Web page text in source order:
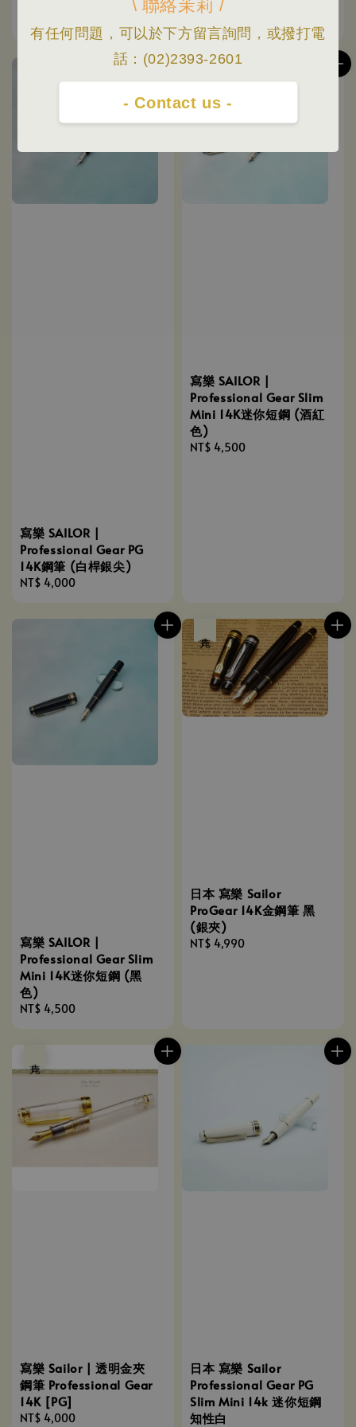
\ 聯絡茉莉 /
有任何問題，可以於下方留言詢問，或撥打電
話：(02)2393-2601
- Contact us -
price
寫樂 SAILOR |
Professional Gear PG
14K鋼筆 (白桿銀尖)
Regular
NT$ 4,000
寫樂 SAILOR |
Professional Gear Slim
Mini 14K迷你短鋼 (酒紅
色)
Regular
NT$ 4,500
寫樂 SAILOR |
Professional Gear Slim
Mini 14K迷你短鋼 (黑
色)
Regular
NT$ 4,500
日本 寫樂 Sailor
ProGear 14K金鋼筆 黑
(銀夾)
Regular
NT$ 4,990
寫樂 Sailor | 透明金夾
鋼筆 Professional Gear
14K [PG]
Regular
NT$ 4,000
日本 寫樂 Sailor
Professional Gear PG
Slim Mini 14k 迷你短鋼
知性白